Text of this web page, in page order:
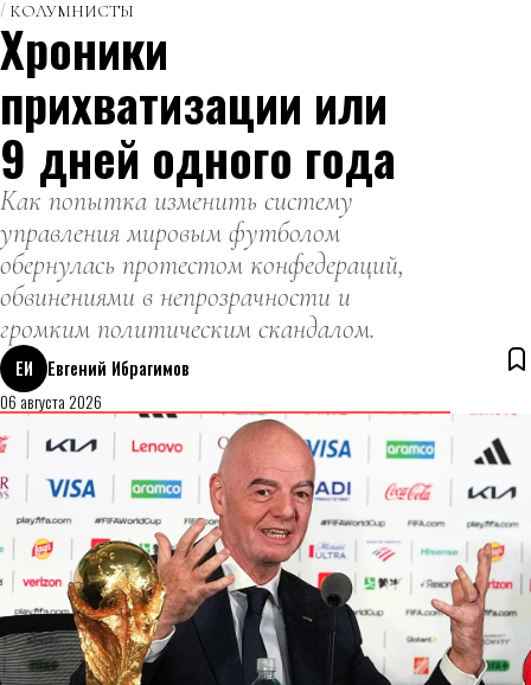
КОЛУМНИСТЫ
Хроники
прихватизации или
9 дней одного года
Как попытка изменить систему
управления мировым футболом
обернулась протестом конфедераций,
обвинениями в непрозрачности и
громким политическим скандалом.
ЕИ
Евгений Ибрагимов
06 августа 2026